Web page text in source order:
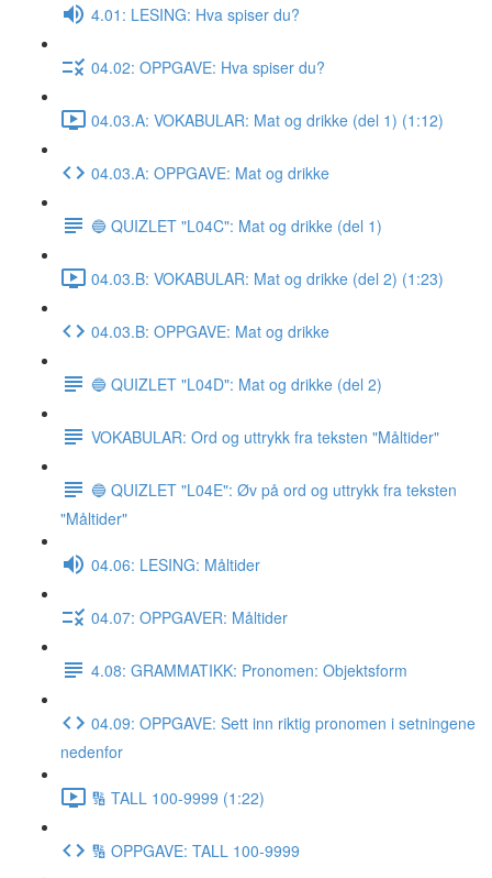
4.01: LESING: Hva spiser du?
04.02: OPPGAVE: Hva spiser du?
04.03.A: VOKABULAR: Mat og drikke (del 1) (1:12)
04.03.A: OPPGAVE: Mat og drikke
🔵 QUIZLET "L04C": Mat og drikke (del 1)
04.03.B: VOKABULAR: Mat og drikke (del 2) (1:23)
04.03.B: OPPGAVE: Mat og drikke
🔵 QUIZLET "L04D": Mat og drikke (del 2)
VOKABULAR: Ord og uttrykk fra teksten "Måltider"
🔵 QUIZLET "L04E": Øv på ord og uttrykk fra teksten
"Måltider"
04.06: LESING: Måltider
04.07: OPPGAVER: Måltider
4.08: GRAMMATIKK: Pronomen: Objektsform
04.09: OPPGAVE: Sett inn riktig pronomen i setningene
nedenfor
🔢 TALL 100-9999 (1:22)
🔢 OPPGAVE: TALL 100-9999